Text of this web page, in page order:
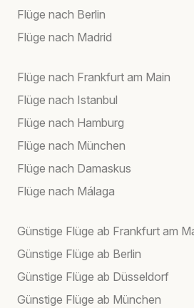
Flüge nach Berlin
Flüge nach Madrid
Flüge nach Frankfurt am Main
Flüge nach Istanbul
Flüge nach Hamburg
Flüge nach München
Flüge nach Damaskus
Flüge nach Málaga
Günstige Flüge ab Frankfurt am
Günstige Flüge ab Berlin
Günstige Flüge ab Düsseldorf
Günstige Flüge ab München